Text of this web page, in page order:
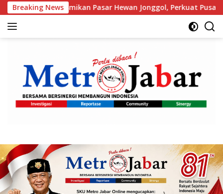
Langsung
ke
konten
Breaking News
Pasar Hewan Jonggol, Perkuat Pusat Perdagangan